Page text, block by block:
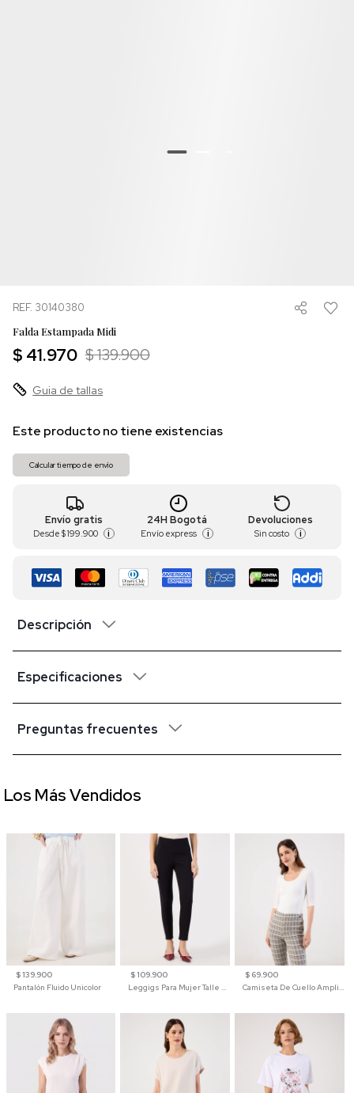
REF. 30140380
Falda Estampada Midi
$ 41.970 $ 139.900
Guia de tallas
Este producto no tiene existencias
Calcular tiempo de envío
Envío gratis
Desde $ 199.900 i
24H Bogotá
Envío express i
Devoluciones
Sin costo i
Descripción
Especificaciones
Preguntas frecuentes
$ 139.900
Pantalón Fluido Unicolor
$ 109.900
$ 69.900
Los Más Vendidos